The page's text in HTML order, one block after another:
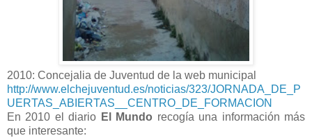
2010: Concejalia de Juventud de la web municipal
http://www.elchejuventud.es/noticias/323/JORNADA_DE_P
UERTAS_ABIERTAS__CENTRO_DE_FORMACION
En 2010 el diario El Mundo recogía una información más
que interesante: